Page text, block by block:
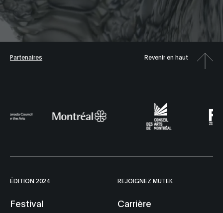
Partenaires Revenir en haut
ÉDITION 2024
Festival
REJOIGNEZ MUTEK
Carrière